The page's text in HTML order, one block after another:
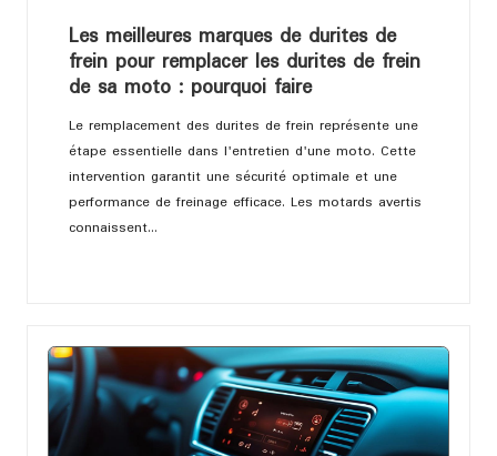
bi
le
Les meilleures marques de durites de
frein pour remplacer les durites de frein
de sa moto : pourquoi faire
Le remplacement des durites de frein représente une
étape essentielle dans l'entretien d'une moto. Cette
intervention garantit une sécurité optimale et une
performance de freinage efficace. Les motards avertis
connaissent…